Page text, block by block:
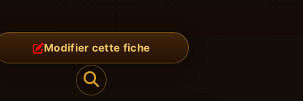
Modifier cette fiche